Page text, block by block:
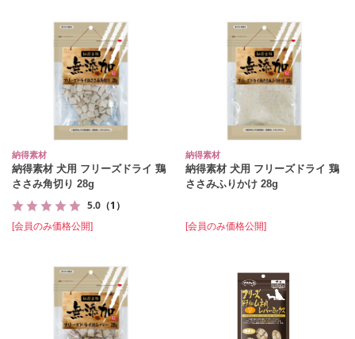
納得素材
納得素材 犬用 フリーズドライ 鶏
ささみ角切り 28g
5.0 （1）
[会員のみ価格公開]
納得素材
納得素材 犬用 フリーズドライ 鶏
ささみふりかけ 28g
[会員のみ価格公開]